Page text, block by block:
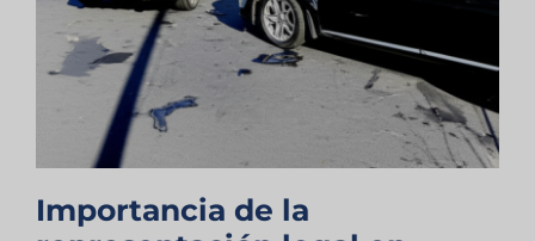
casos
de
accidentes
automovilísticos.
Importancia de la